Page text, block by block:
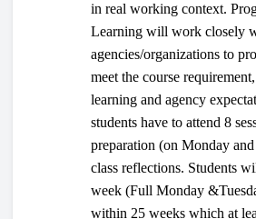
in real working context.
Learning will work closely
agencies/organizations to
meet the course
learning and agency
students have to attend 8
preparation (on Monday
class reflections. Students
week (Full Monday
within 25 weeks which at